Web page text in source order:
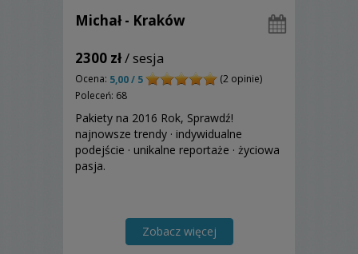
Michał - Kraków
2300 zł/ sesja
Ocena: 5,00 / 5
(2 opinie)
Poleceń: 68
Pakiety na 2016 Rok, Sprawdź!
najnowsze trendy · indywidualne
podejście · unikalne reportaże · życiowa
pasja.
Zobacz więcej